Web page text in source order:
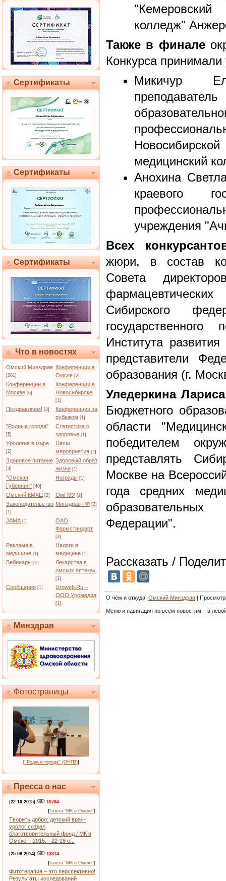
Сертификаты
Сертификаты
Сертификаты
Что в новостях
Омский Минздрав
[281]
Конференции в
Омске [2]
Конференции в
Москве [6]
Конференции в
Новосибирске
[1]
Поздравляем! [2]
Конференции за
рубежом [1]
"Родные города"
[5]
Статистика о
здоровье [1]
Урология в мире
[2]
Наши
мероприятия [2]
Здоровое питание
[4]
Здоровый образ
жизни [1]
"Омская
Губерния" [40]
Награды [1]
Омский КМХЦ [2] ОмГМУ [2]
Законодательство
[1]
Минздрав РФ [2]
JAMA [1]
ОАО
Фармстандарт
[3]
Реклама в
медицине [1]
Налоги в
медицине [1]
Вебинары [5]
Лекарства в
омских аптеках
[1]
Сообщения [1]
Uroweb.Ru –
ООО Уромедиа
[1]
Минздрав
Фотостраницы
[''Родные города'' (ОНПЗ)]
Пресса о нас
[22.10.2015]
10764
[Газета "МК в Омске"]
Творить добро: детский врач-
уролог создал
благотворительный фонд / МК в
Омске. - 2015. - 22-28 о...
[25.08.2014]
13314
[Газета "МК в Омске"]
Фитотерапия – это перспективно!
Результаты исследований
колледж"
Также в финале
Конкурса принимали
Микичур
преподаватель
медицинский
Анохина
краевого
учреждения
Всех
жюри, в состав
Совета
фармацевтических
Сибирского
государственного
Института
представители
образования (г.
Уледеркина
Бюджетного
области
победителем
представлять
Москве на
года средних
Федерации".
Рассказать /
О чём и откуда: Омский Минздрав |
Меню и навигация по всем новостям – в